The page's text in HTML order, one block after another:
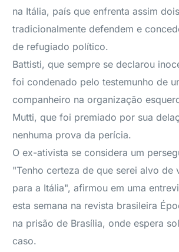
na Itália, país que enfrenta assim
tradicionalmente defendem e
de refugiado político.
Battisti, que sempre se declarou
foi condenado pelo testemunho de
companheiro na organização
Mutti, que foi premiado por sua
nenhuma prova da perícia.
O ex-ativista se considera um
"Tenho certeza de que serei alvo de
para a Itália", afirmou em uma
esta semana na revista brasileira
na prisão de Brasília, onde espera
caso.